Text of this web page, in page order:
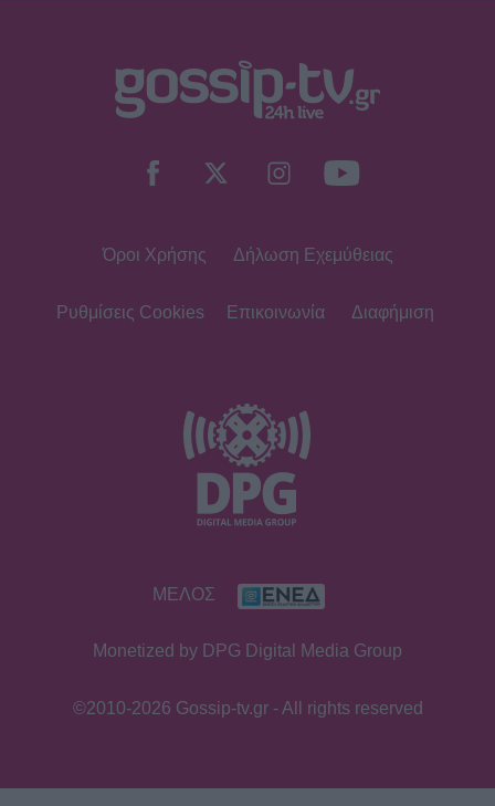
Όροι Χρήσης Δήλωση Εχεμύθειας
Ρυθμίσεις Cookies Επικοινωνία Διαφήμιση
ΜΕΛΟΣ
Monetized by DPG Digital Media Group
©2010-2026 Gossip-tv.gr - All rights reserved